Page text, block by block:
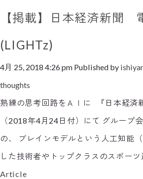
【掲載】日本経済新聞
(LIGHTz)
4月 25, 2018 4:26 pm Published by
thoughts
熟練の思考回路をＡＩに 『日本経済
（2018年4月24日付）にて グループ
の、 ブレインモデルという人工知能
した技術者やトップクラスのスポー
Article